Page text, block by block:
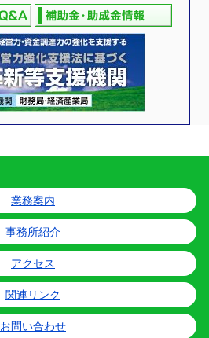
業務案内
事務所紹介
アクセス
関連リンク
お問い合わせ